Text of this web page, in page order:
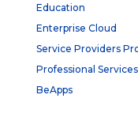
Education
Enterprise Cloud
Service Providers
Professional Services
BeApps